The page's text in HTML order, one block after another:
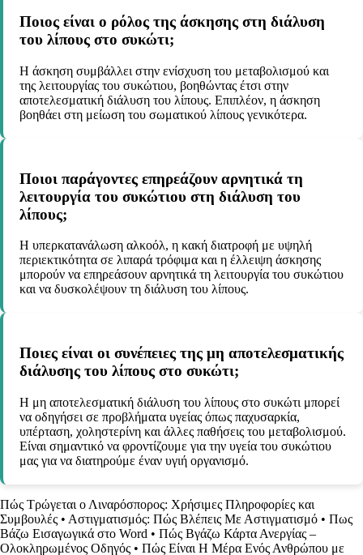
Ποιος είναι ο ρόλος της άσκησης στη διάλυση
του λίπους στο συκώτι;
Η άσκηση συμβάλλει στην ενίσχυση του μεταβολισμού και
της λειτουργίας του συκώτιου, βοηθώντας έτσι στην
αποτελεσματική διάλυση του λίπους. Επιπλέον, η άσκηση
βοηθάει στη μείωση του σωματικού λίπους γενικότερα.
Ποιοι παράγοντες επηρεάζουν αρνητικά τη
λειτουργία του συκώτιου στη διάλυση του
λίπους;
Η υπερκατανάλωση αλκοόλ, η κακή διατροφή με υψηλή
περιεκτικότητα σε λιπαρά τρόφιμα και η έλλειψη άσκησης
μπορούν να επηρεάσουν αρνητικά τη λειτουργία του συκώτιου
και να δυσκολέψουν τη διάλυση του λίπους.
Ποιες είναι οι συνέπειες της μη αποτελεσματικής
διάλυσης του λίπους στο συκώτι;
Η μη αποτελεσματική διάλυση του λίπους στο συκώτι μπορεί
να οδηγήσει σε προβλήματα υγείας όπως παχυσαρκία,
υπέρταση, χοληστερίνη και άλλες παθήσεις του μεταβολισμού.
Είναι σημαντικό να φροντίζουμε για την υγεία του συκώτιου
μας για να διατηρούμε έναν υγιή οργανισμό.
Πώς Τρώγεται ο Λιναρόσπορος: Χρήσιμες Πληροφορίες και
Συμβουλές • Αστιγματισμός: Πώς Βλέπεις Με Αστιγματισμό • Πως
Βάζω Εισαγωγικά στο Word • Πώς Βγάζω Κάρτα Ανεργίας –
Ολοκληρωμένος Οδηγός • Πώς Είναι Η Μέρα Ενός Ανθρώπου με